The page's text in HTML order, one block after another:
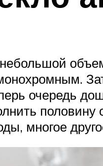
очередь
многое